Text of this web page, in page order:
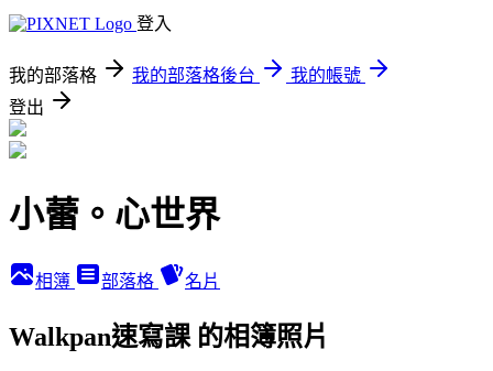
登入
我的部落格 我的部落格後台
我的帳號
登出
小蕾。心世界
相簿 部落格 名片
Walkpan速寫課 的相簿照片